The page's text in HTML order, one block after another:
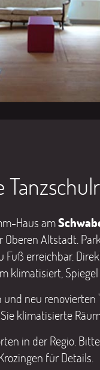
Haus am
Altstadt.
erreichbar.
klimatisiert,
neu renovierten
klimatisierte
in der Regio.
für Details.